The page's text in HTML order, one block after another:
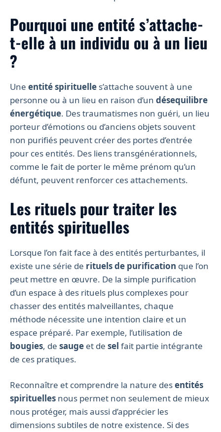
Pourquoi une entité s’attache-
t-elle à un individu ou à un lieu
?
Une entité spirituelle s’attache souvent à une
personne ou à un lieu en raison d’un désequilibre
énergétique. Des traumatismes non guéri, un lieu
porteur d’émotions ou d’anciens objets souvent
non purifiés peuvent créer des portes d’entrée
pour ces entités. Des liens transgénérationnels,
comme le fait de porter le même prénom qu’un
défunt, peuvent renforcer ces attachements.
Les rituels pour traiter les
entités spirituelles
Lorsque l’on fait face à des entités perturbantes, il
existe une série de rituels de purification que l’on
peut mettre en œuvre. De la simple purification
d’un espace à des rituels plus complexes pour
chasser des entités malveillantes, chaque
méthode nécessite une intention claire et un
espace préparé. Par exemple, l’utilisation de
bougies, de sauge et de sel fait partie intégrante
de ces pratiques.
Reconnaître et comprendre la nature desentités
spirituelles nous permet non seulement de mieux
nous protéger, mais aussi d’apprécier les
dimensions subtiles de notre existence. Si des